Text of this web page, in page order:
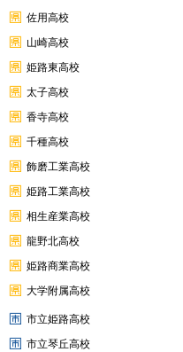
佐用高校
山崎高校
姫路東高校
太子高校
香寺高校
千種高校
飾磨工業高校
姫路工業高校
相生産業高校
龍野北高校
姫路商業高校
大学附属高校
市立姫路高校
市立琴丘高校